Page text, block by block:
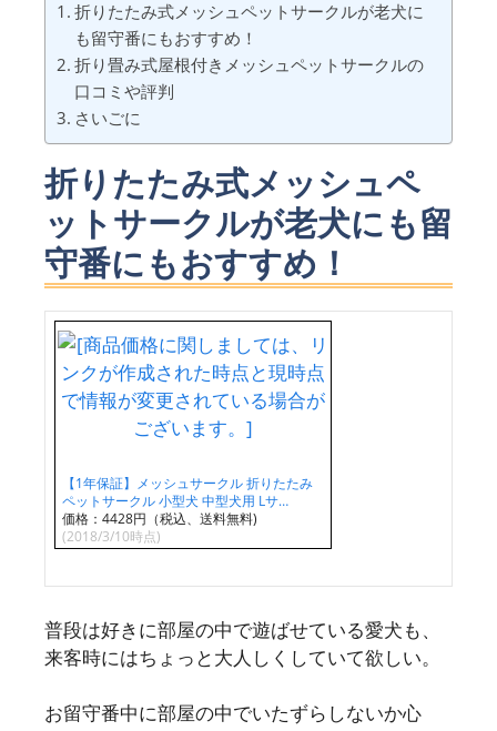
折りたたみ式メッシュペットサークルが老犬に
も留守番にもおすすめ！
折り畳み式屋根付きメッシュペットサークルの
口コミや評判
さいごに
折りたたみ式メッシュペ
ットサークルが老犬にも留
守番にもおすすめ！
【1年保証】メッシュサークル 折りたたみ
ペットサークル 小型犬 中型犬用 Lサ…
価格：4428円（税込、送料無料)
(2018/3/10時点)
普段は好きに部屋の中で遊ばせている愛犬も、
来客時にはちょっと大人しくしていて欲しい。
お留守番中に部屋の中でいたずらしないか心